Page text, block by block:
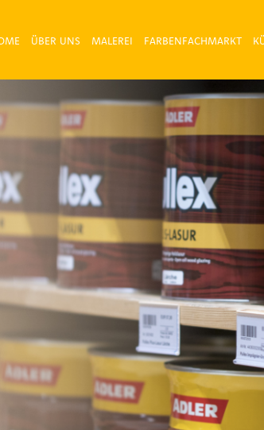
ÜBER UNS MALEREI FARBENFACHMARKT